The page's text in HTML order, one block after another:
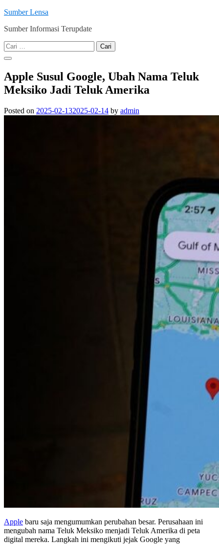
Skip
content
Sumber Lensa
Sumber Informasi Terupdate
Cari
untuk:
Apple Susul Google, Ubah Nama Teluk
Meksiko Jadi Teluk Amerika
Posted on 2025-02-132025-02-14 by admin
Apple baru saja mengumumkan perubahan besar. Perusahaan ini
mengubah nama Teluk Meksiko menjadi Teluk Amerika di peta
digital mereka. Langkah ini mengikuti jejak Google yang